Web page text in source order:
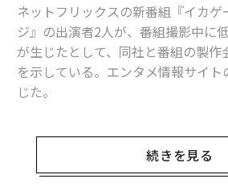
ネトフリとアマゾンの2社、世界の「オリジナ
ネトフリの勢い鮮明、「新規会員数」でディズ
成熟化するサブスクビジネス、今年は「量より
タグ：
Netflix / ネットフリ
サブスクリプション
スポーツ
ネットフリックスの新番組『イカゲ
ジ』の出演者2人が、番組撮影中に
が生じたとして、同社と番組の製作
を示している。エンタメ情報サイ
じた。
この番組は、ネットフリックス史上
となった韓国ドラマ『イカゲーム』
に、一般人が挑戦するリアリティ番
続きを見る